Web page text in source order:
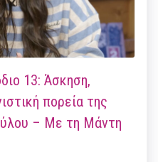
13: Άσκηση,
πορεία της
– Με τη Μάντη